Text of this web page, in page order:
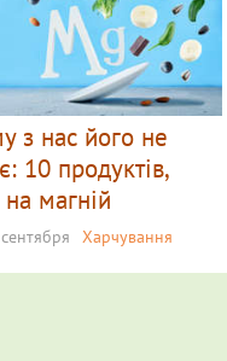
з нас його не
10 продуктів,
на магній
Харчування